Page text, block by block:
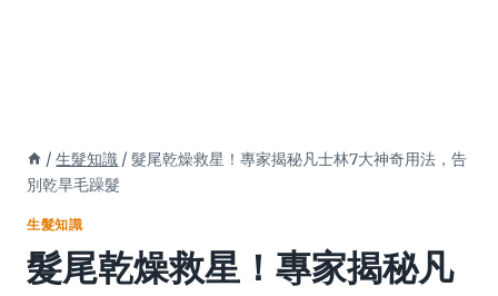
/ 生髮知識 / 髮尾乾燥救星！專家揭秘凡士林7大神奇用法，告
別乾旱毛躁髮
生髮知識
髮尾乾燥救星！專家揭秘凡